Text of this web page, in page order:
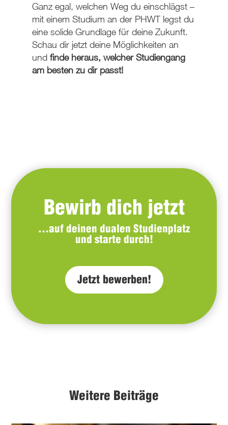
Ganz egal, welchen Weg du einschlägst –
mit einem Studium an der PHWT legst du
eine solide Grundlage für deine Zukunft.
Schau dir jetzt deine Möglichkeiten an
und finde heraus, welcher Studiengang
am besten zu dir passt!
Bewirb dich jetzt
…auf deinen dualen Studienplatz
und starte durch!
Jetzt bewerben!
Weitere Beiträge